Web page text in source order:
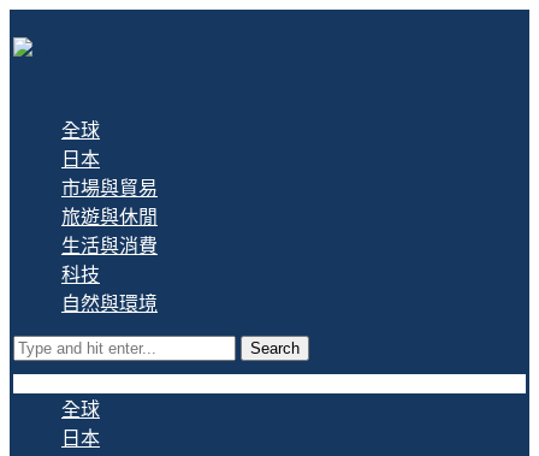
全球
日本
市場與貿易
旅遊與休閒
生活與消費
科技
自然與環境
Search
全球
日本